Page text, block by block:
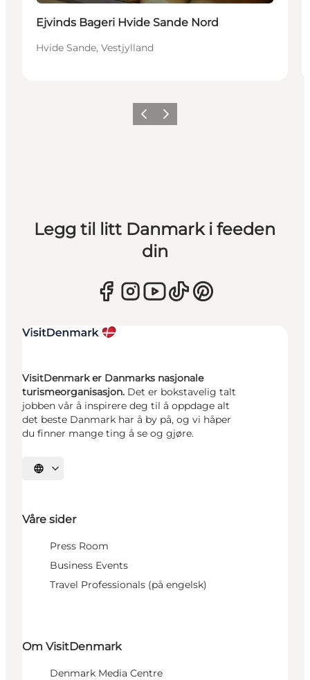
Ejvinds Bageri Hvide Sande Nord
Hvide Sande, Vestjylland
ForrigeNeste
Legg til litt Danmark i feeden
din
VisitDenmark er Danmarks nasjonale
turismeorganisasjon. Det er bokstavelig talt
jobben vår å inspirere deg til å oppdage alt
det beste Danmark har å by på, og vi håper
du finner mange ting å se og gjøre.
Velg språk
Våre sider
Press Room
Business Events
Travel Professionals (på engelsk)
Om VisitDenmark
Denmark Media Centre